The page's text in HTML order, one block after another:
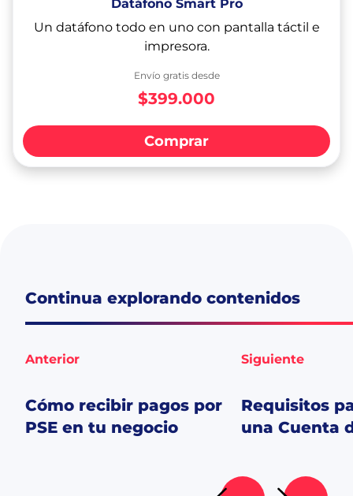
Datáfono Smart Pro
Un datáfono todo en uno con pantalla táctil e
impresora.
Envío gratis desde
$399.000
Comprar
Continua explorando contenidos
Anterior
Cómo recibir pagos por
PSE en tu negocio
Siguiente
Requisitos
una Cuenta